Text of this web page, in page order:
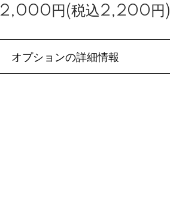
2,000円(税込2,200円)
オプションの詳細情報